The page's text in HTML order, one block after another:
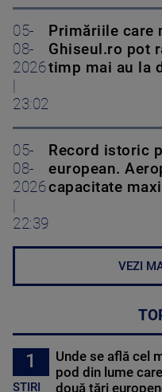
05-
08-
2026
23:02
Primăriile care
Ghiseul.ro pot
timp mai au la
05-
08-
2026
22:39
Record istoric
european.
capacitate
VEZI
1
STIRI
Unde se află cel
pod din lume
două țări